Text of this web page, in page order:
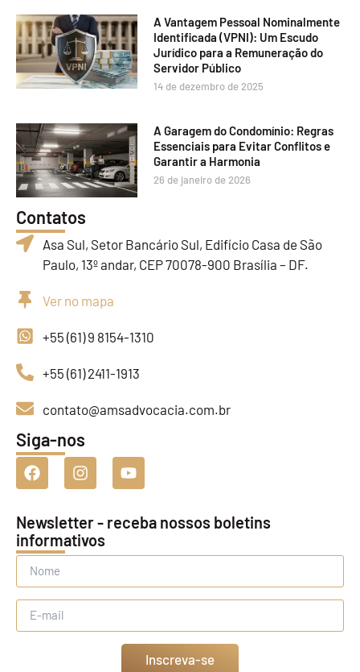
A Vantagem Pessoal Nominalmente
Identificada (VPNI): Um Escudo
Jurídico para a Remuneração do
Servidor Público
14 de dezembro de 2025
A Garagem do Condomínio: Regras
Essenciais para Evitar Conflitos e
Garantir a Harmonia
26 de janeiro de 2026
Contatos
Asa Sul, Setor Bancário Sul, Edifício Casa de São
Paulo, 13º andar, CEP 70078-900 Brasília – DF.
Ver no mapa
+55 (61) 9 8154-1310
+55 (61) 2411-1913
contato@amsadvocacia.com.br
Siga-nos
Newsletter - receba nossos boletins
informativos
Inscreva-se